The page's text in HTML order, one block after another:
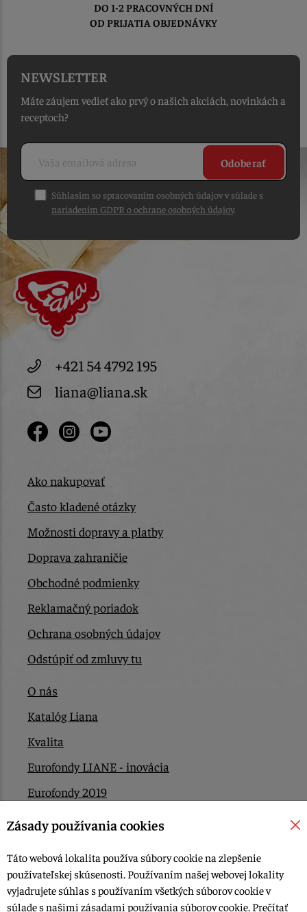
DO 1-2 PRACOVNÝCH DNÍ
OD PRIJATIA OBJEDNÁVKY
NEWSLETTER
Máte záujem vedieť ako prvý o našich akciách, novinkách a
receptoch?
Odoberať
Súhlasím so spracovaním osobných údajov v súlade s
nariadením GDPR o ochrane osobných údajov.
+421 54 4792 195
liana@liana.sk
Ako nakupovať
Často kladené otázky
Možnosti dopravy a platby
Doprava zahraničie
Obchodné podmienky
Reklamačný poriadok
Ochrana osobných údajov
Odstúpiť od zmluvy tu
O nás
Katalóg Liana
Kvalita
Eurofondy LIANE - inovácia
Eurofondy 2019
Eurofondy 2022/2023
Kontakt
Zásady používania cookies
Táto webová lokalita používa súbory cookie na zlepšenie
používateľskej skúsenosti. Používaním našej webovej lokality
vyjadrujete súhlas s používaním všetkých súborov cookie v
súlade s našimi zásadami používania súborov cookie. Prečítať